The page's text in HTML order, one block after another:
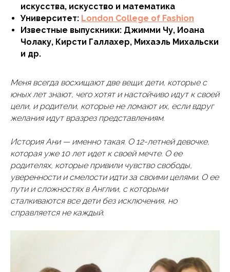
искусства, искусство и математика
Университет: London College of Fashion
Известные выпускники: Джимми Чу, Иоана
Чолаку, Кирсти Галлахер, Михаэль Михальски
и др.
Меня всегда восхищают две вещи: дети, которые с
юных лет знают, чего хотят и настойчиво идут к своей
цели, и родители, которые не ломают их, если вдруг
желания идут вразрез представлениям.
История Ани — именно такая. О 12-летней девочке,
которая уже 10 лет идет к своей мечте. О ее
родителях, которые привили чувство свободы,
уверенности и смелости идти за своими целями. О ее
пути и сложностях в Англии, с которыми
сталкиваются все дети без исключения, но
справляется не каждый.